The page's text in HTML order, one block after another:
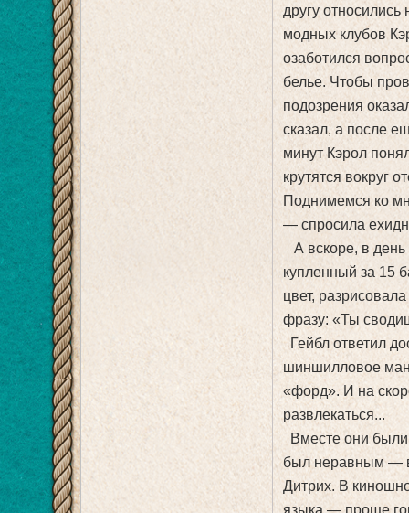
другу
модных клубов
озаботился
белье. Чтобы
подозрения
сказал, а после
минут Кэрол
крутятся вокруг
Поднимемся ко
— спросила
А вскоре, в день
купленный за 15
цвет,
фразу: «Ты
Гейбл ответил
шиншилловое
«форд». И на
развлекаться...
Вместе они были
был неравным — в
Дитрих. В